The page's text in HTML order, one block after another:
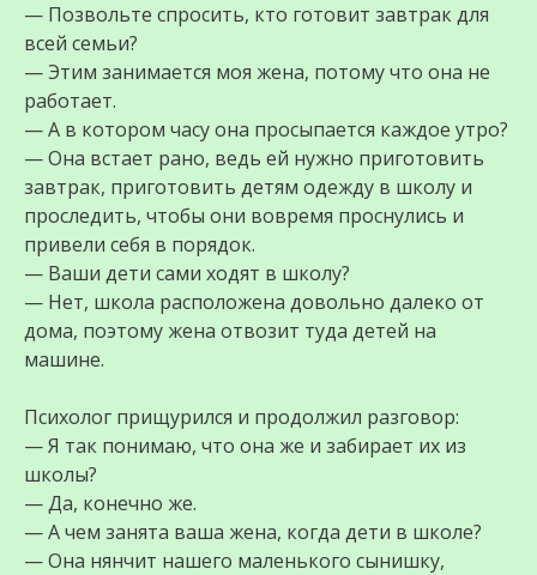
— Позвольте спросить, кто готовит завтрак для
всей семьи?
— Этим занимается моя жена, потому что она не
работает.
— А в котором часу она просыпается каждое утро?
— Она встает рано, ведь ей нужно приготовить
завтрак, приготовить детям одежду в школу и
проследить, чтобы они вовремя проснулись и
привели себя в порядок.
— Ваши дети сами ходят в школу?
— Нет, школа расположена довольно далеко от
дома, поэтому жена отвозит туда детей на
машине.
Психолог прищурился и продолжил разговор:
— Я так понимаю, что она же и забирает их из
школы?
— Да, конечно же.
— А чем занята ваша жена, когда дети в школе?
— Она нянчит нашего маленького сынишку,